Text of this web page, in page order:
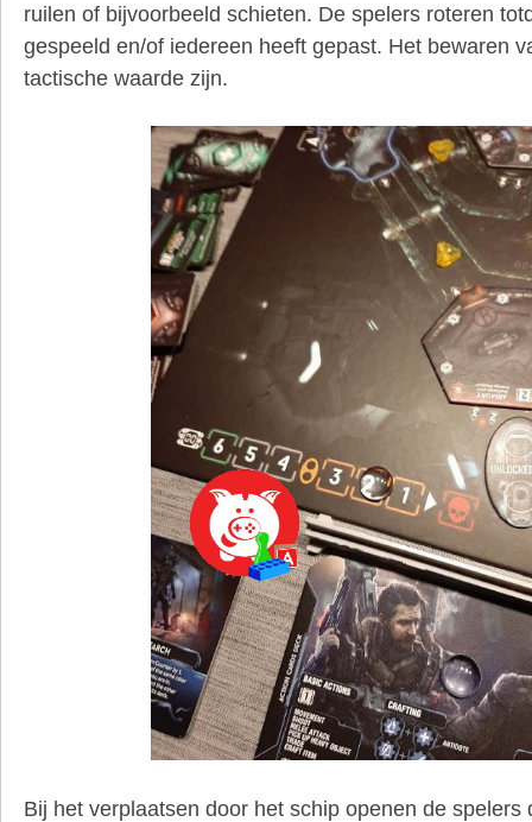
ruilen of bijvoorbeeld schieten. De spelers roteren
gespeeld en/of iedereen heeft gepast. Het bewaren
tactische waarde zijn.
Bij het verplaatsen door het schip openen de spelers